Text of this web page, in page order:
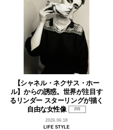
【シャネル・ネクサス・ホー
ル】からの誘惑。世界が注目す
るリンダー スターリングが描く
自由な女性像
PR
2026.06.18
LIFE STYLE